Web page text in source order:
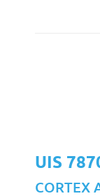
UIS
CORTEX